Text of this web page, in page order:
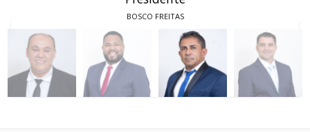
BOSCO FREITAS